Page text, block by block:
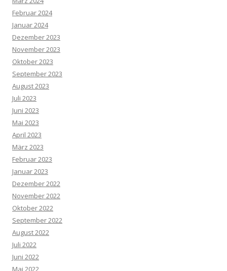
Februar 2024
Januar 2024
Dezember 2023
November 2023
Oktober 2023
September 2023
August 2023
Juli 2023
Juni 2023
Mai 2023
April 2023
März 2023
Februar 2023
Januar 2023
Dezember 2022
November 2022
Oktober 2022
September 2022
August 2022
Juli 2022
Juni 2022
Mai 2022